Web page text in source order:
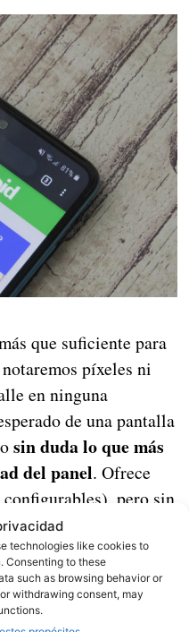
technologies like cookies to
Consenting to these
such as browsing behavior or
withdrawing consent, may
que suficiente para
píxeles ni
en ninguna
de una pantalla
sin duda lo que más
del panel. Ofrece
pero sin
o irreales, con
en los que no
vemos en algunos
ni nada por el estilo.